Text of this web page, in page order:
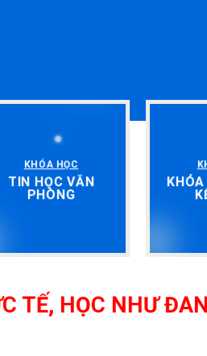
KHÓA HỌC
TIN HỌC VĂN
PHÒNG
KHÓA
NHƯ ĐANG